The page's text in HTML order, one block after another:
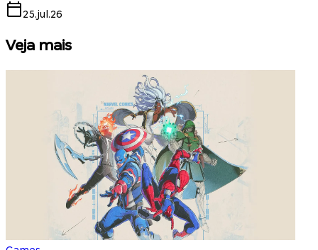
25.jul.26
Veja mais